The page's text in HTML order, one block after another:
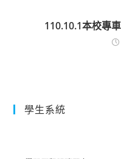
110.10.1本校專
學生系統